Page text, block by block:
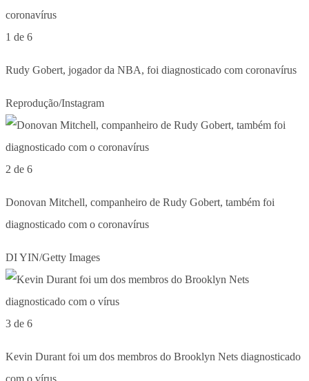
1 de 6
Rudy Gobert, jogador da NBA, foi diagnosticado com coronavírus
Reprodução/Instagram
2 de 6
Donovan Mitchell, companheiro de Rudy Gobert, também foi
diagnosticado com o coronavírus
DI YIN/Getty Images
3 de 6
Kevin Durant foi um dos membros do Brooklyn Nets diagnosticado